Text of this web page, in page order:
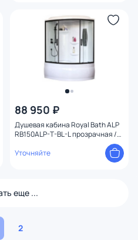
88 950 ₽
Душевая кабина Royal Bath ALP
RB150ALP-T-BL-L прозрачная /
Уточняйте
еще ...
2